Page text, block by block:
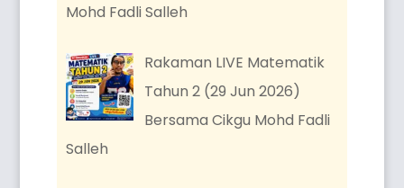
Mohd Fadli Salleh
Rakaman LIVE Matematik
Tahun 2 (29 Jun 2026)
Bersama Cikgu Mohd Fadli
Salleh